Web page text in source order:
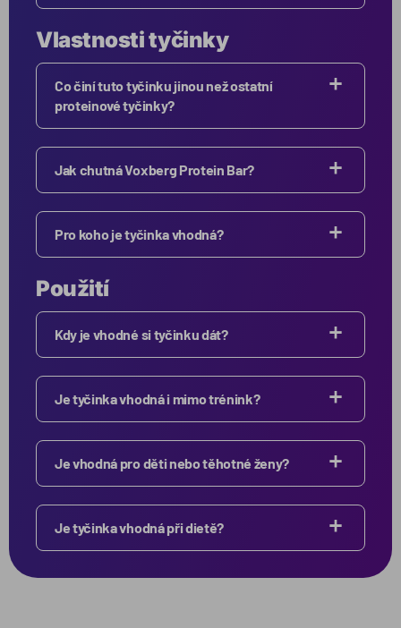
Vlastnosti tyčinky
Co činí tuto tyčinku jinou než ostatní
proteinové tyčinky?
Jak chutná Voxberg Protein Bar?
Pro koho je tyčinka vhodná?
Použití
Kdy je vhodné si tyčinku dát?
Je tyčinka vhodná i mimo trénink?
Je vhodná pro děti nebo těhotné ženy?
Je tyčinka vhodná při dietě?